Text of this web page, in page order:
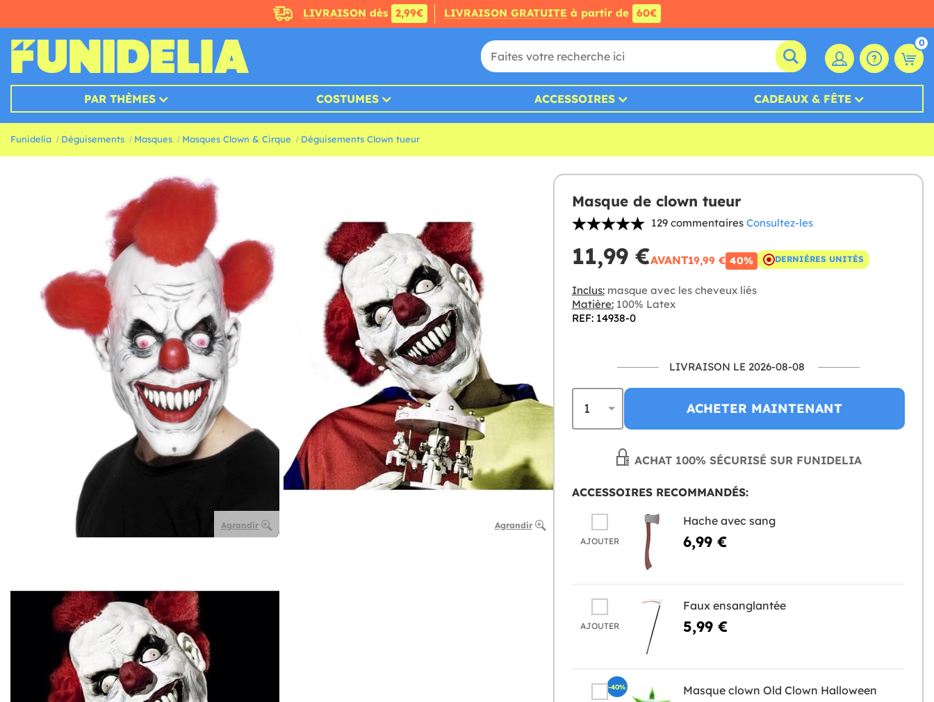
LIVRAISON dès 2,99€ LIVRAISON GRATUITE à partir de 60€
0
PAR THÈMES COSTUMES ACCESSOIRES CADEAUX & FÊTE
Funidelia Déguisements Masques Masques Clown & Cirque Déguisements Clown tueur
Agrandir Agrandir
Masque de clown tueur
129 commentaires Consultez-les
11,99 €AVANT19,99 € 40% DERNIÈRES UNITÉS
Inclus:masque avec les cheveux liés
Matière:100% Latex
REF: 14938-0
LIVRAISON LE 2026-08-08
ACHETER MAINTENANT
ACHAT 100% SÉCURISÉ SUR FUNIDELIA
ACCESSOIRES RECOMMANDÉS:
AJOUTER
Hache avec sang
6,99 €
AJOUTER
Faux ensanglantée
5,99 €
Masque clown Old Clown Halloween
-40%